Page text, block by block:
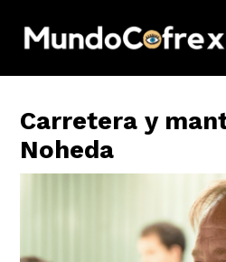
Carretera y
Noheda